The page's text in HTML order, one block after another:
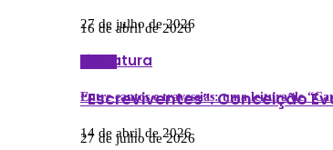
16 de abril de 2026
Entre cantos e travessias: uma leitura de
14 de abril de 2026
27 de julho de 2026
Literatura
“Escreviventes”: Conceição
27 de julho de 2026